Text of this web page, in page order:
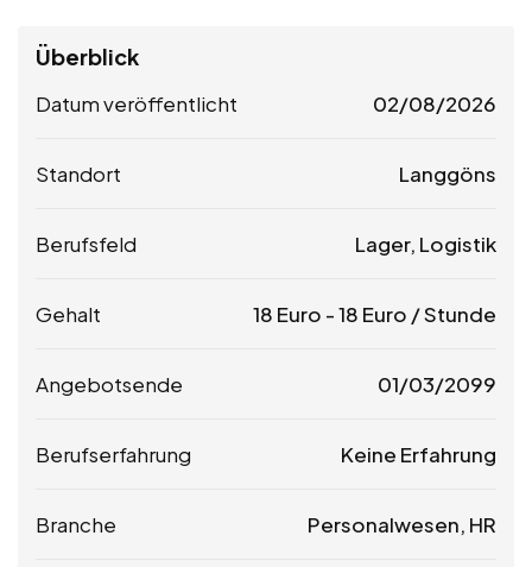
Überblick
Datum veröffentlicht 02/08/2026
Standort Langgöns
Berufsfeld Lager, Logistik
Gehalt 18 Euro -18 Euro / Stunde
Angebotsende 01/03/2099
Berufserfahrung Keine Erfahrung
Branche Personalwesen, HR